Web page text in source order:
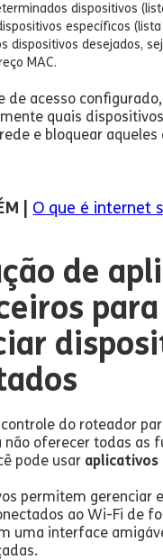
dispositivos
específicos (lista
dispositivos desejados,
MAC.
de acesso
quais
e bloquear aqueles
| O que é internet
de
para
do roteador
não oferecer todas as
pode usar aplicativos
permitem gerenciar
ao Wi-Fi de
uma interface